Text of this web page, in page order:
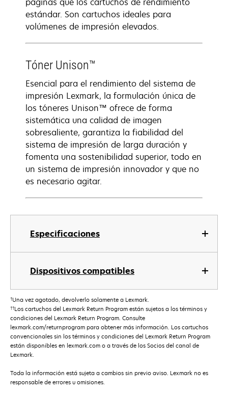
Especificaciones
Dispositivos compatibles
estándar. Son cartuchos ideales para
volúmenes de impresión elevados.
Tóner Unison™
Esencial para el rendimiento del sistema de
impresión Lexmark, la formulación única de
los tóneres Unison™ ofrece de forma
sistemática una calidad de imagen
sobresaliente, garantiza la fiabilidad del
sistema de impresión de larga duración y
fomenta una sostenibilidad superior, todo en
un sistema de impresión innovador y que no
es necesario agitar.
†Una vez agotado, devolverlo solamente a Lexmark.
††Los cartuchos del Lexmark Return Program están sujetos a los términos y
condiciones del Lexmark Return Program. Consulte
lexmark.com/returnprogram para obtener más información. Los cartuchos
convencionales sin los términos y condiciones del Lexmark Return Program
están disponibles en lexmark.com o a través de los Socios del canal de
Lexmark.
Toda la información está sujeta a cambios sin previo aviso. Lexmark no es
responsable de errores u omisiones.